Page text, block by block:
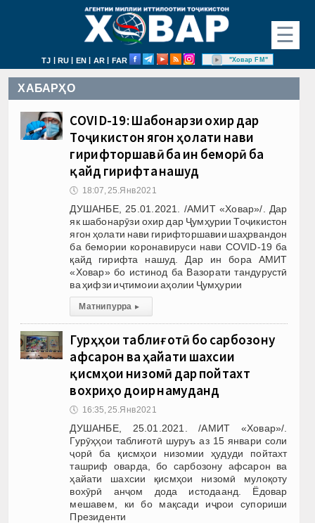
☰
TJ | RU | EN | AR | FAR "Ховар FM"
ХАБАРҲО
COVID-19: Шабонарӯзи охир дар
Тоҷикистон ягон ҳолати нави
гирифторшавӣ ба ин беморӣ ба
қайд гирифта нашуд
🕔 18:07, 25.Янв 2021
ДУШАНБЕ, 25.01.2021. /АМИТ «Ховар»/. Дар
як шабонарӯзи охир дар Ҷумҳурии Тоҷикистон
ягон ҳолати нави гирифторшавии шаҳрвандон
ба бемории коронавируси нави COVID-19 ба
қайд гирифта нашуд. Дар ин бора АМИТ
«Ховар» бо истинод ба Вазорати тандурустӣ
ва ҳифзи иҷтимоии аҳолии Ҷумҳурии
Матни пурра ▸
Гурӯҳҳои таблиғотӣ бо сарбозону
афсарон ва ҳайати шахсии
қисмҳои низомӣ дар пойтахт
вохӯриҳо доир намуданд
🕔 16:35, 25.Янв 2021
ДУШАНБЕ, 25.01.2021. /АМИТ «Ховар»/.
Гурӯҳҳои таблиғотӣ шуруъ аз 15 январи соли
ҷорӣ ба қисмҳои низомии ҳудуди пойтахт
ташриф оварда, бо сарбозону афсарон ва
ҳайати шахсии қисмҳои низомӣ мулоқоту
вохӯрӣ анҷом дода истодаанд. Ёдовар
мешавем, ки бо мақсади иҷрои супориши
Президенти